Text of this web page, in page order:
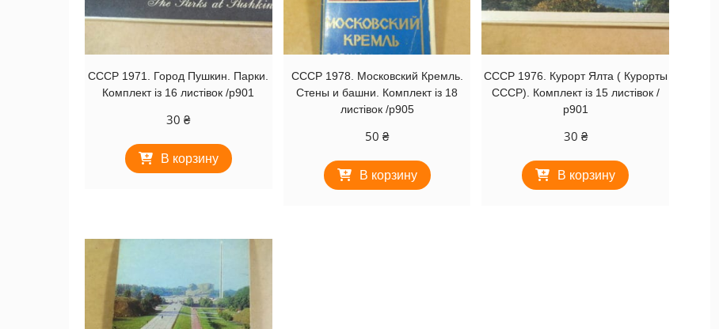
СССР 1971. Город Пушкин. Парки.
Комплект із 16 листівок /р901
30₴
В корзину
СССР 1978. Московский Кремль.
Стены и башни. Комплект із 18
листівок /р905
50 ₴
В корзину
СССР 1976. Курорт Ялта ( Курорты
СССР). Комплект із 15 листівок /
р901
30 ₴
В корзину